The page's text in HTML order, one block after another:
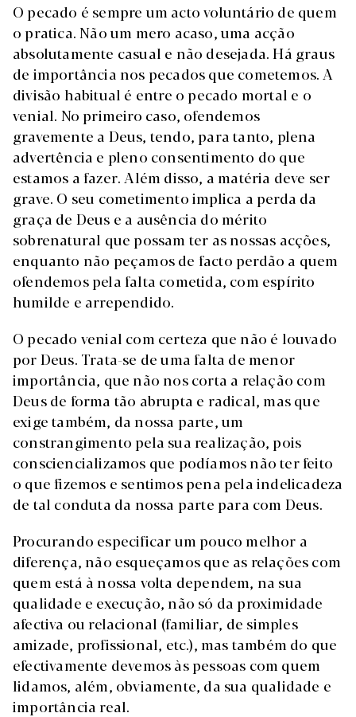
O pecado é sempre um acto voluntário de quem
o pratica. Não um mero acaso, uma acção
absolutamente casual e não desejada. Há graus
de importância nos pecados que cometemos. A
divisão habitual é entre o pecado mortal e o
venial. No primeiro caso, ofendemos
gravemente a Deus, tendo, para tanto, plena
advertência e pleno consentimento do que
estamos a fazer. Além disso, a matéria deve ser
grave. O seu cometimento implica a perda da
graça de Deus e a ausência do mérito
sobrenatural que possam ter as nossas acções,
enquanto não peçamos de facto perdão a quem
ofendemos pela falta cometida, com espírito
humilde e arrependido.
O pecado venial com certeza que não é louvado
por Deus. Trata-se de uma falta de menor
importância, que não nos corta a relação com
Deus de forma tão abrupta e radical, mas que
exige também, da nossa parte, um
constrangimento pela sua realização, pois
consciencializamos que podíamos não ter feito
o que fizemos e sentimos pena pela indelicadeza
de tal conduta da nossa parte para com Deus.
Procurando especificar um pouco melhor a
diferença, não esqueçamos que as relações com
quem está à nossa volta dependem, na sua
qualidade e execução, não só da proximidade
afectiva ou relacional (familiar, de simples
amizade, profissional, etc.), mas também do que
efectivamente devemos às pessoas com quem
lidamos, além, obviamente, da sua qualidade e
importância real.